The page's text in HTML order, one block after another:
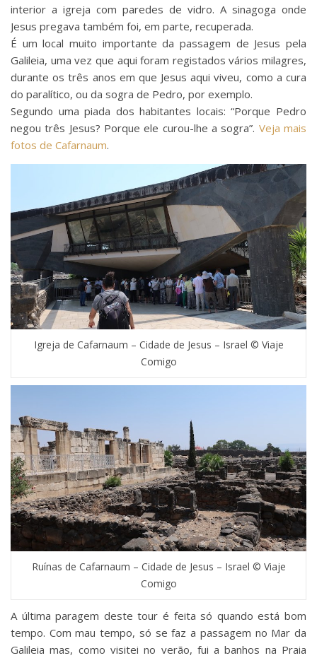
interior a igreja com paredes de vidro. A sinagoga onde
Jesus pregava também foi, em parte, recuperada.
É um local muito importante da passagem de Jesus pela
Galileia, uma vez que aqui foram registados vários milagres,
durante os três anos em que Jesus aqui viveu, como a cura
do paralítico, ou da sogra de Pedro, por exemplo.
Segundo uma piada dos habitantes locais: “Porque Pedro
negou três Jesus? Porque ele curou-lhe a sogra”. Veja mais
fotos de Cafarnaum.
Igreja de Cafarnaum – Cidade de Jesus – Israel © Viaje
Comigo
Ruínas de Cafarnaum – Cidade de Jesus – Israel © Viaje
Comigo
A última paragem deste tour é feita só quando está bom
tempo. Com mau tempo, só se faz a passagem no Mar da
Galileia mas, como visitei no verão, fui a banhos na Praia